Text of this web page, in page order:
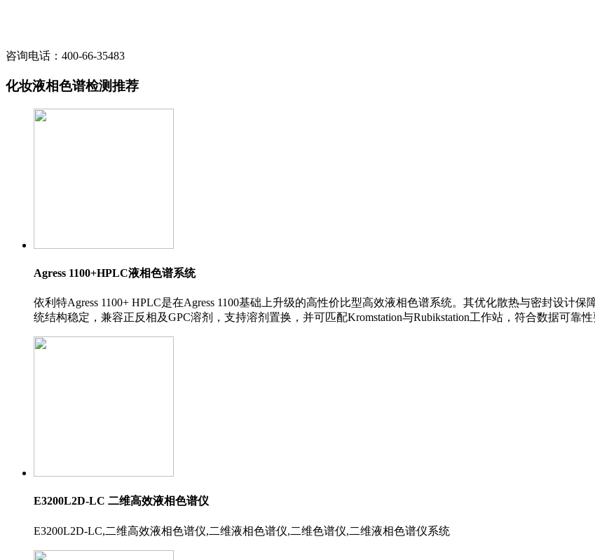
咨询电话：400-66-35483
化妆液相色谱检测推荐
Agress 1100+HPLC液相色谱系统
依利特Agress 1100+ HPLC是在Agress 1100基础上升级的高性价比型高效液相色谱系统。其优化散热与密封设计
统结构稳定，兼容正反相及GPC溶剂，支持溶剂置换，并可匹配Kromstation与Rubikstation工作站，符合数据可靠
E3200L2D-LC 二维高效液相色谱仪
E3200L2D-LC,二维高效液相色谱仪,二维液相色谱仪,二维色谱仪,二维液相色谱仪系统